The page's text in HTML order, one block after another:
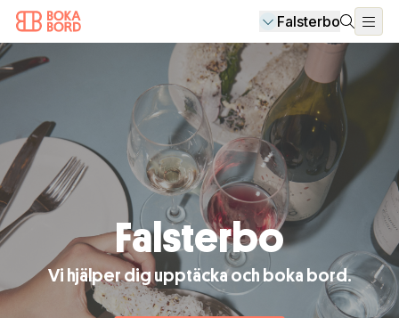
Falsterbo
Falsterbo
Vi hjälper dig upptäcka och boka bord.